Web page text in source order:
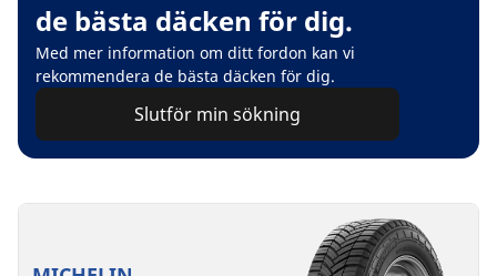
de bästa däcken för dig.
Med mer information om ditt fordon kan vi
rekommendera de bästa däcken för dig.
Slutför min sökning